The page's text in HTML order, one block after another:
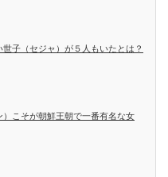
子（セジャ）が５人もいたとは？
こそが朝鮮王朝で一番有名な女